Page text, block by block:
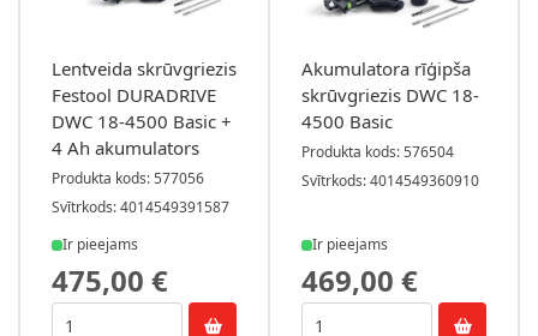
Lentveida skrūvgriezis
Festool DURADRIVE
DWC 18-4500 Basic +
4 Ah akumulators
Produkta kods: 577056
Svītrkods: 4014549391587
Ir pieejams
475,00 €
Akumulatora rīģipša
skrūvgriezis DWC 18-
4500 Basic
Produkta kods: 576504
Svītrkods: 4014549360910
Ir pieejams
469,00 €